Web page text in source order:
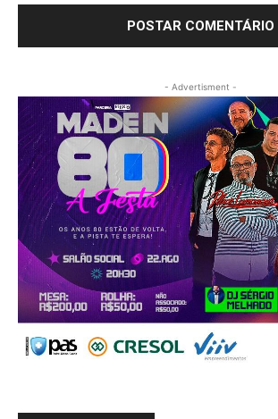
- Advertisment -